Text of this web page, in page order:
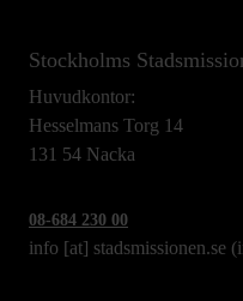
Stockholms
Huvudkontor:
Hesselmans Torg 14
131 54 Nacka
08-684 230 00
info [at] stadsmissionen.se